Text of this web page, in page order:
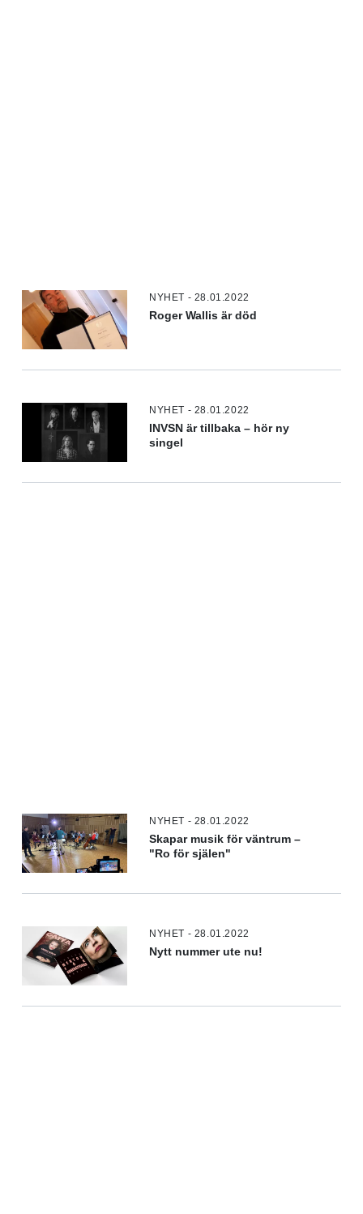
NYHET - 28.01.2022
Roger Wallis är död
NYHET - 28.01.2022
INVSN är tillbaka – hör ny
singel
NYHET - 28.01.2022
Skapar musik för väntrum –
"Ro för själen"
NYHET - 28.01.2022
Nytt nummer ute nu!